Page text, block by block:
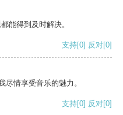
能得到及时解决。
支持[0] 反对[0]
尽情享受音乐的魅力。
支持[0] 反对[0]